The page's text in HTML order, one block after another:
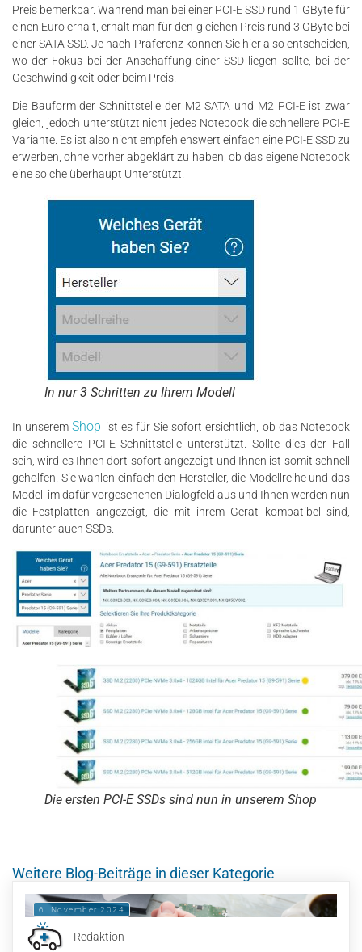
Preis bemerkbar. Während man bei einer PCI-E SSD rund 1 GByte für
einen Euro erhält, erhält man für den gleichen Preis rund 3 GByte bei
einer SATA SSD. Je nach Präferenz können Sie hier also entscheiden,
wo der Fokus bei der Anschaffung einer SSD liegen sollte, bei der
Geschwindigkeit oder beim Preis.
Die Bauform der Schnittstelle der M2 SATA und M2 PCI-E ist zwar
gleich, jedoch unterstützt nicht jedes Notebook die schnellere PCI-E
Variante. Es ist also nicht empfehlenswert einfach eine PCI-E SSD zu
erwerben, ohne vorher abgeklärt zu haben, ob das eigene Notebook
eine solche überhaupt Unterstützt.
In nur 3 Schritten zu Ihrem Modell
In unseremShop ist es für Sie sofort ersichtlich, ob das Notebook
die schnellere PCI-E Schnittstelle unterstützt. Sollte dies der Fall
sein, wird es Ihnen dort sofort angezeigt und Ihnen ist somit schnell
geholfen. Sie wählen einfach den Hersteller, die Modellreihe und das
Modell im dafür vorgesehenen Dialogfeld aus und Ihnen werden nun
die Festplatten angezeigt, die mit ihrem Gerät kompatibel sind,
darunter auch SSDs.
Die ersten PCI-E SSDs sind nun in unserem Shop
Weitere Blog-Beiträge in dieser Kategorie
6. November 2024
Redaktion